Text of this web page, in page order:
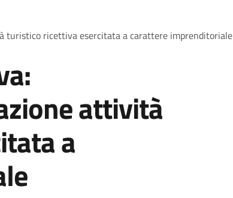
ricettiva esercitata a carattere imprenditoriale
attività
a